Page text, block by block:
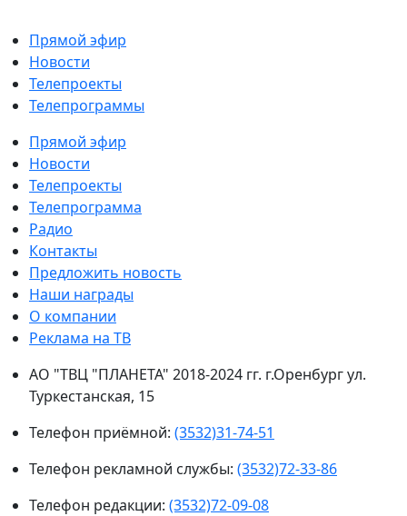
Прямой эфир
Новости
Телепроекты
Телепрограммы
Прямой эфир
Новости
Телепроекты
Телепрограмма
Радио
Контакты
Предложить новость
Наши награды
О компании
Реклама на ТВ
АО "ТВЦ "ПЛАНЕТА" 2018-2024 гг. г.Оренбург ул.
Туркестанская, 15
Телефон приёмной: (3532)31-74-51
Телефон рекламной службы: (3532)72-33-86
Телефон редакции: (3532)72-09-08